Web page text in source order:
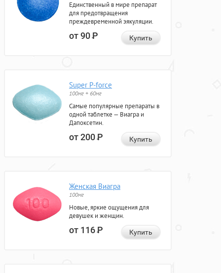
Единственный в мире препарат
для предотвращения
преждевременной эякуляции.
от 90Р Купить
Super P-force
100мг + 60мг
Самые популярные препараты в
одной таблетке — Виагра и
Дапоксетин.
от 200Р Купить
Женская Виагра
100мг
Новые, яркие ощущения для
девушек и женщин.
от 116Р Купить